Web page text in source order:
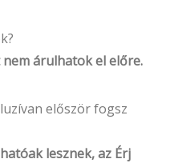
árulhatok el előre.
először fogsz
lesznek, az Érj